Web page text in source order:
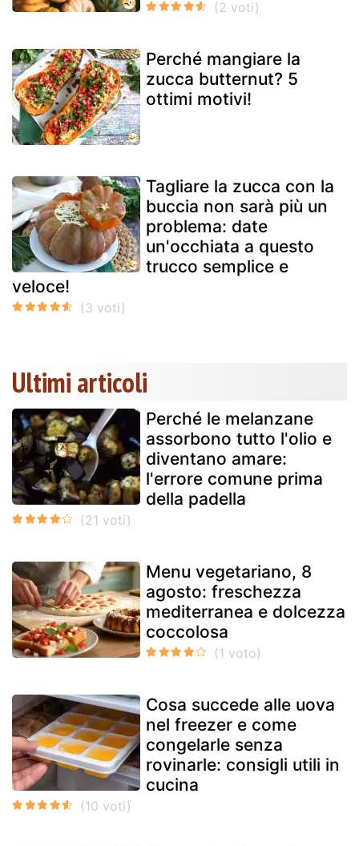
Perché mangiare la
zucca butternut? 5
ottimi motivi!
Tagliare la zucca con la
buccia non sarà più un
problema: date
un'occhiata a questo
trucco semplice e
veloce!
Ultimi articoli
Perché le melanzane
assorbono tutto l'olio e
diventano amare:
l'errore comune prima
della padella
Menu vegetariano, 8
agosto: freschezza
mediterranea e dolcezza
coccolosa
Cosa succede alle uova
nel freezer e come
congelarle senza
rovinarle: consigli utili in
cucina